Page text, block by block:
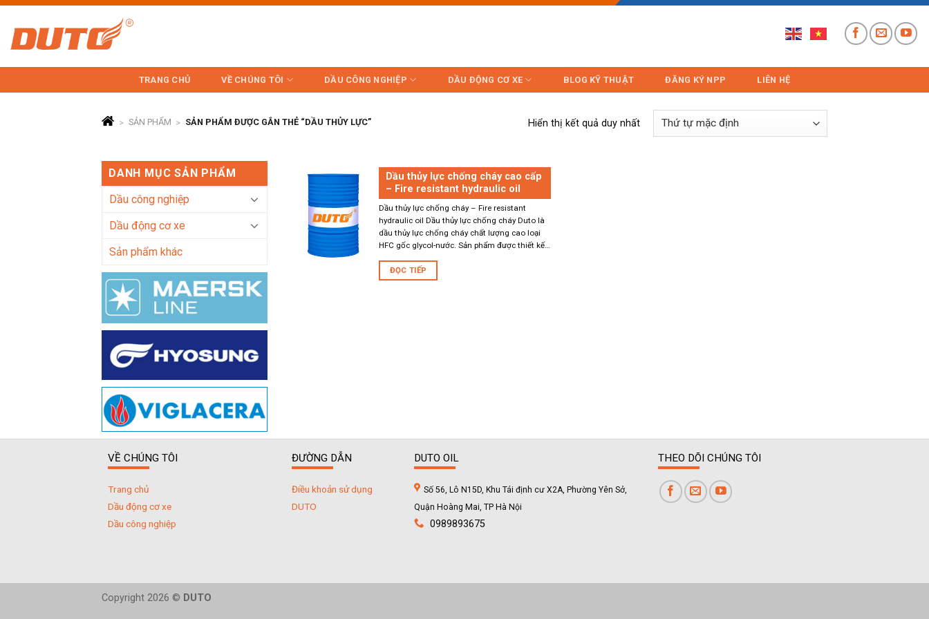
Skip
content
TRANG CHỦ VỀ CHÚNG TÔI DẦU CÔNG NGHIỆP DẦU ĐỘNG CƠ XE BLOG KỸ THUẬT ĐĂNG KÝ NPP LIÊN HỆ
> SẢN PHẨM > SẢN PHẨM ĐƯỢC GẮN THẺ “DẦU THỦY LỰC” Hiển thị kết quả duy nhất
DANH MỤC SẢN PHẨM
Dầu công nghiệp
Dầu động cơ xe
Sản phẩm khác
Dầu thủy lực chống cháy cao cấp
– Fire resistant hydraulic oil
Dầu thủy lực chống cháy – Fire resistant
hydraulic oil Dầu thủy lực chống cháy Duto là
dầu thủy lực chống cháy chất lượng cao loại
HFC gốc glycol-nước. Sản phẩm được thiết kế
khả năng bôi trơn, khả năng chống rỉ và bảo vệ
...
ĐỌC TIẾP
VỀ CHÚNG TÔI
Trang chủ
Dầu động cơ xe
Dầu công nghiệp
ĐƯỜNG DẪN
Điều khoản sử dụng
DUTO
DUTO OIL
Số 56, Lô N15D, Khu Tái định cư X2A, Phường Yên Sở,
Quận Hoàng Mai, TP Hà Nội
0989893675
THEO DÕI CHÚNG TÔI
Copyright 2026 © DUTO